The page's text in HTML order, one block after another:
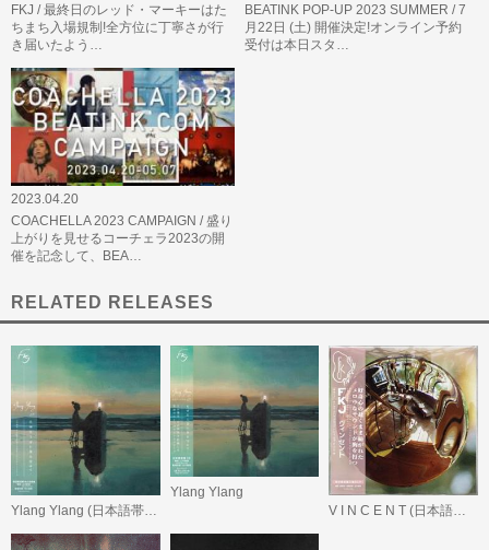
FKJ / 最終日のレッド・マーキーはた
ちまち入場規制!全方位に丁寧さが行
き届いたよう…
BEATINK POP-UP 2023 SUMMER / 7
月22日 (土) 開催決定!オンライン予約
受付は本日スタ…
2023.04.20
COACHELLA 2023 CAMPAIGN / 盛り
上がりを見せるコーチェラ2023の開
催を記念して、BEA…
RELATED RELEASES
Ylang Ylang (日本語帯付/デラックス・エディション)
Ylang Ylang
V I N C E N T (日本語帯付)